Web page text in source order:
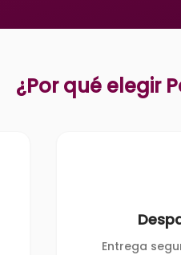
¿Por qué elegir
Entrega